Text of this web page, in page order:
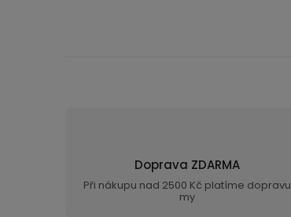
Doprava ZDARMA
Při nákupu nad 2500 Kč platíme dopravu
my